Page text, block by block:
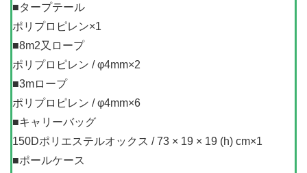
■タープテール
ポリプロピレン×1
■8m2又ロープ
ポリプロピレン / φ4mm×2
■3mロープ
ポリプロピレン / φ4mm×6
■キャリーバッグ
150Dポリエステルオックス / 73 × 19 × 19 (h) cm×1
■ポールケース